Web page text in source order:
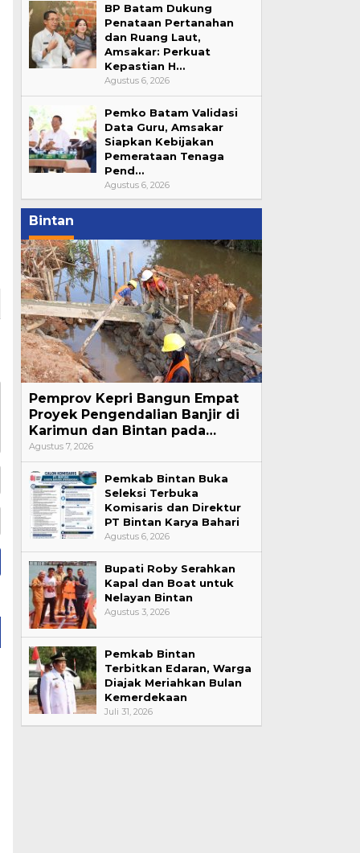
BP Batam Dukung
Penataan Pertanahan
dan Ruang Laut,
Amsakar: Perkuat
Kepastian H…
Agustus 6, 2026
Pemko Batam Validasi
Data Guru, Amsakar
Siapkan Kebijakan
Pemerataan Tenaga
Pend…
Agustus 6, 2026
Bintan
Pemprov Kepri Bangun Empat
Proyek Pengendalian Banjir di
Karimun dan Bintan pada…
Agustus 7, 2026
Pemkab Bintan Buka
Seleksi Terbuka
Komisaris dan Direktur
PT Bintan Karya Bahari
Agustus 6, 2026
Bupati Roby Serahkan
Kapal dan Boat untuk
Nelayan Bintan
Agustus 3, 2026
Pemkab Bintan
Terbitkan Edaran, Warga
Diajak Meriahkan Bulan
Kemerdekaan
Juli 31, 2026